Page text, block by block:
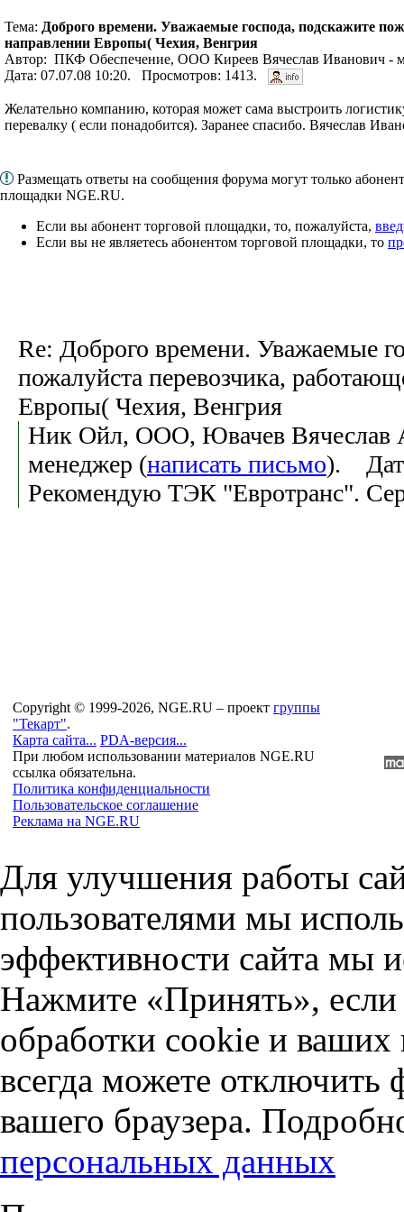
Тема: Доброго времени. Уважаемые господа, подскажите
направлении Европы( Чехия, Венгрия
Автор: ПКФ Обеспечение, ООО Киреев Вячеслав Иванович -
Дата: 07.07.08 10:20. Просмотров: 1413.
Желательно компанию, которая может сама выстроить
перевалку ( если понадобится). Заранее спасибо. Вячеслав
Размещать ответы на сообщения форума могут только
площадки NGE.RU.
Если вы абонент торговой площадки, то, пожалуйста,
Если вы не являетесь абонентом торговой площадки, то
Re: Доброго времени. Уважаемые
пожалуйста перевозчика,
Европы( Чехия, Венгрия
Ник Ойл, ООО, Ювачев Вячеслав
менеджер (написать письмо).
Рекомендую ТЭК "Евротранс".
Copyright © 1999-2026, NGE.RU – проект группы
"Текарт".
Карта сайта... PDA-версия...
При любом использовании материалов NGE.RU
ссылка обязательна.
Политика конфиденциальности
Пользовательское соглашение
Реклама на NGE.RU
Для улучшения работы
пользователями мы
эффективности сайта мы
Нажмите «Принять», если
обработки cookie и
всегда можете отключить
вашего браузера.
персональных данных